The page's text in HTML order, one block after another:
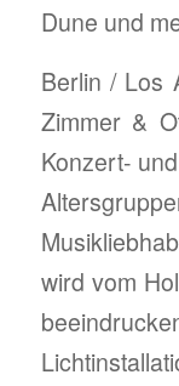
Dune und
Berlin / Los
Zimmer &
Konzert-
wird vom